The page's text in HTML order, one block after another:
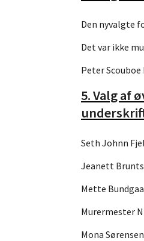
Den nyvalgte
Det var ikke
Peter
5.Valg af
Seth Johnn
Jeanett
Mette
Murermester
Mona